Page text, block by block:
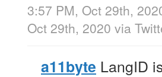
3:57 PM, Oct 29th,
Oct 29th, 2020 via
a11byte LangID